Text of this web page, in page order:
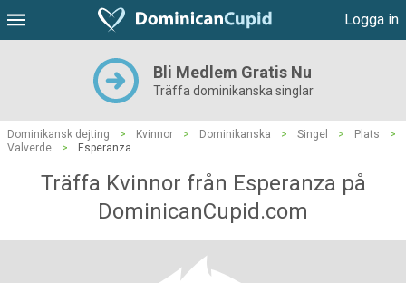
Logga in
Bli Medlem Gratis Nu
Träffa dominikanska singlar
Dominikansk dejting > Kvinnor > Dominikanska > Singel > Plats
>
Valverde
> Esperanza
Träffa Kvinnor från Esperanza på
DominicanCupid.com